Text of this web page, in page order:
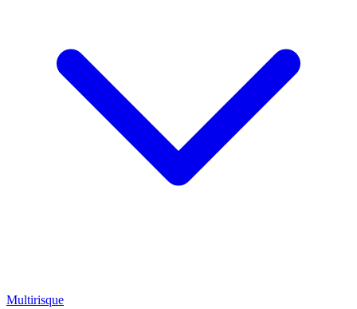
Multirisque